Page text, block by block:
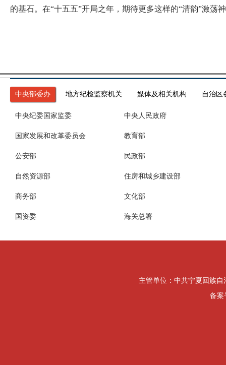
的基石。在“十五五”开局之年，期待更多这样的“清韵”激荡
中央部委办 地方纪检监察机关 媒体及相关机构 自治区
中央纪委国家监委 中央人民政府
国家发展和改革委员会 教育部
公安部 民政部
自然资源部 住房和城乡建设部
商务部 文化部
国资委 海关总署
主管单位：中共宁夏回族自
备案